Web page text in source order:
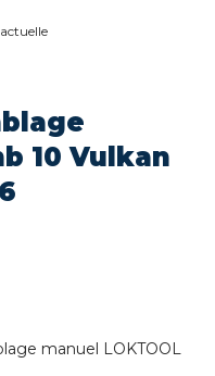
10 Vulkan
manuel LOKTOOL